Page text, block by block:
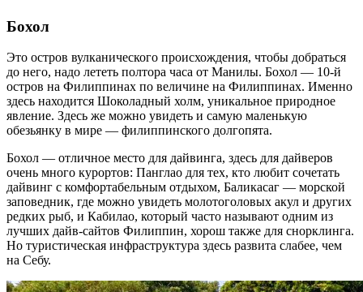
Бохол
Это остров вулканического происхождения, чтобы добраться
до него, надо лететь полтора часа от Манилы. Бохол — 10-й
остров на Филиппинах по величине на Филиппинах. Именно
здесь находится Шоколадный холм, уникальное природное
явление. Здесь же можно увидеть и самую маленькую
обезьянку в мире — филиппинского долгопята.
Бохол — отличное место для дайвинга, здесь для дайверов
очень много курортов: Панглао для тех, кто любит сочетать
дайвинг с комфортабельным отдыхом, Баликасаг — морской
заповедник, где можно увидеть молотоголовых акул и других
редких рыб, и Кабилао, который часто называют одним из
лучших дайв-сайтов Филиппин, хорош также для снорклинга.
Но туристическая инфраструктура здесь развита слабее, чем
на Себу.